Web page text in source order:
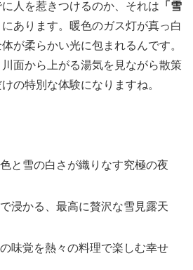
人を惹きつけるのか、それは 「雪
にあります。暖色のガス灯が真っ白
が柔らかい光に包まれるんです。
面から上がる湯気を見ながら散策
の特別な体験になりますね。
と雪の白さが織りなす究極の夜
浸かる、最高に贅沢な雪見露天
味覚を熱々の料理で楽しむ幸せ